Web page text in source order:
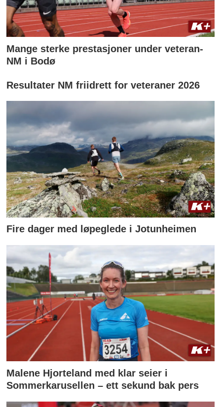
Mange sterke prestasjoner under veteran-
NM i Bodø
Resultater NM friidrett for veteraner 2026
Fire dager med løpeglede i Jotunheimen
Malene Hjorteland med klar seier i
Sommerkarusellen – ett sekund bak pers